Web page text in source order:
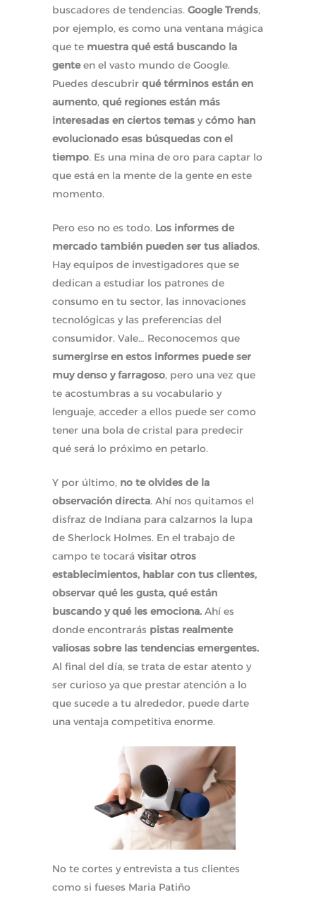
buscadores de tendencias. Google Trends,
por ejemplo, es como una ventana mágica
que te muestra qué está buscando la
genteen el vasto mundo de Google.
Puedes descubrir qué términos están en
aumento, qué regiones están más
interesadas en ciertos temas y cómo han
evolucionado esas búsquedas con el
tiempo. Es una mina de oro para captar lo
que está en la mente de la gente en este
momento.
Pero eso no es todo. Los informes de
mercado también pueden ser tus aliados.
Hay equipos de investigadores que se
dedican a estudiar los patrones de
consumo en tu sector, las innovaciones
tecnológicas y las preferencias del
consumidor. Vale… Reconocemos que
sumergirse en estos informes puede ser
muy denso y farragoso, pero una vez que
te acostumbras a su vocabulario y
lenguaje, acceder a ellos puede ser como
tener una bola de cristal para predecir
qué será lo próximo en petarlo.
Y por último, no te olvides de la
observación directa. Ahí nos quitamos el
disfraz de Indiana para calzarnos la lupa
de Sherlock Holmes. En el trabajo de
campo te tocará visitar otros
establecimientos, hablar con tus clientes,
observar qué les gusta, qué están
buscando y qué les emociona. Ahí es
donde encontrarás pistas realmente
valiosas sobre las tendencias emergentes.
Al final del día, se trata de estar atento y
ser curioso ya que prestar atención a lo
que sucede a tu alrededor, puede darte
una ventaja competitiva enorme.
No te cortes y entrevista a tus clientes
como si fueses Maria Patiño